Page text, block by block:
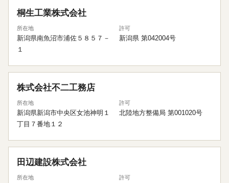
桐生工業株式会社
所在地
新潟県南魚沼市浦佐５８５７－
１
許可
新潟県 第042004号
株式会社不二工務店
所在地
新潟県新潟市中央区女池神明１
丁目７番地１２
許可
北陸地方整備局 第001020号
田辺建設株式会社
所在地 許可